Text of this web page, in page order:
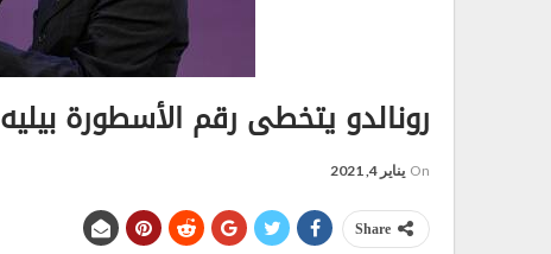
رونالدو يتخطى رقم الأسطورة بيليه
On يناير 4, 2021
Share